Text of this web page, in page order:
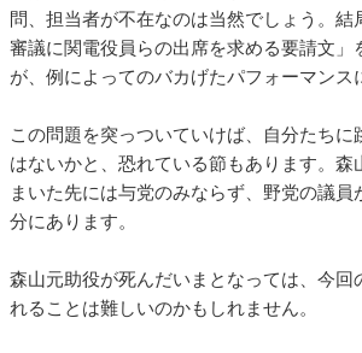
問、担当者が不在なのは当然でしょう。結
審議に関電役員らの出席を求める要請文」
が、例によってのバカげたパフォーマンス
この問題を突っついていけば、自分たちに
はないかと、恐れている節もあります。森
まいた先には与党のみならず、野党の議員
分にあります。
森山元助役が死んだいまとなっては、今回
れることは難しいのかもしれません。